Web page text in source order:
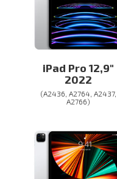
iPad Pro 12,9″
2022
(A2436, A2764, A2437,
A2766)